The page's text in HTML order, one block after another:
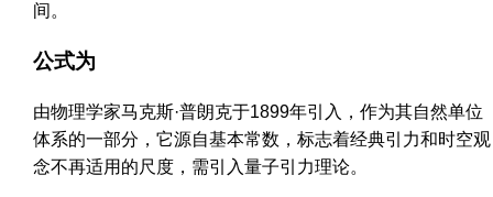
间。
公式为
由物理学家马克斯·普朗克于1899年引入，作为其自然单位
体系的一部分，它源自基本常数，标志着经典引力和时空观
念不再适用的尺度，需引入量子引力理论。